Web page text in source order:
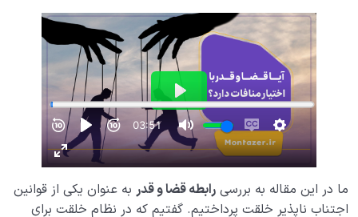
ما در این مقاله به بررسی رابطه قضا و قدر به عنوان یکی از قوانین
اجتناب ناپذیر خلقت پرداختیم. گفتیم که در نظام خلقت برای